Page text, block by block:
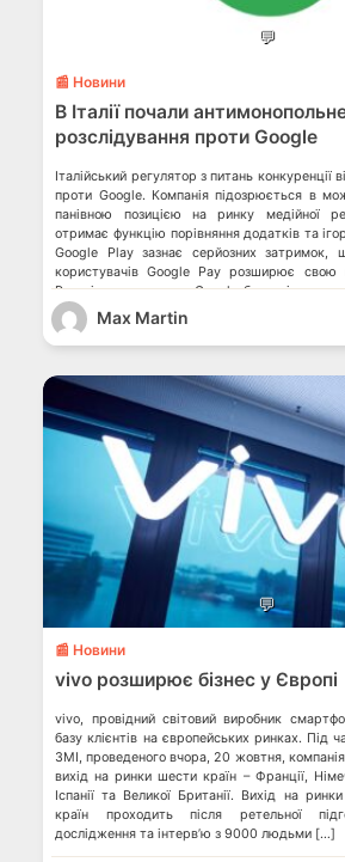
💬
📰 Новини
В Італії почали
розслідування проти Google
Італійський регулятор з питань конкуренції
проти Google. Компанія підозрюється в
панівною позицією на ринку медійної
отримає функцію порівняння додатків та
Goоgle Play зазнає серйозних затримок,
користувачів Google Pay розширює свою
Розслідування проти Google було відкрито
італійським […]
Max Martin
💬
📰 Новини
vivo розширює бізнес у Європі
vivo, провідний світовий виробник
базу клієнтів на європейських ринках. Під
ЗМІ, проведеного вчора, 20 жовтня, компанія
вихід на ринки шести країн – Франції,
Іспанії та Великої Британії. Вихід на
країн проходить після ретельної
дослідження та інтерв’ю з 9000 людьми […]